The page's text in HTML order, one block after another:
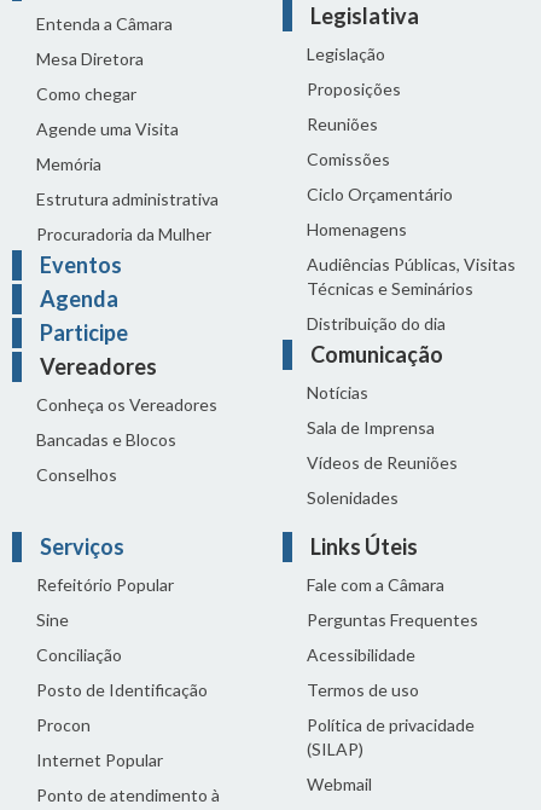
Entenda a Câmara
Mesa Diretora
Como chegar
Agende uma Visita
Memória
Estrutura administrativa
Procuradoria da Mulher
Eventos
Agenda
Participe
Vereadores
Conheça os Vereadores
Bancadas e Blocos
Conselhos
Legislativa
Legislação
Proposições
Reuniões
Comissões
Ciclo Orçamentário
Homenagens
Audiências Públicas, Visitas
Técnicas e Seminários
Distribuição do dia
Comunicação
Notícias
Sala de Imprensa
Vídeos de Reuniões
Solenidades
Serviços
Refeitório Popular
Sine
Conciliação
Posto de Identificação
Procon
Internet Popular
Ponto de atendimento à
Links Úteis
Fale com a Câmara
Perguntas Frequentes
Acessibilidade
Termos de uso
Política de privacidade
(SILAP)
Webmail